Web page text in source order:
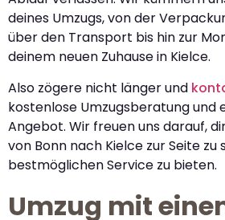
deines Umzugs, von der
über den Transport bis hin zur
deinem neuen Zuhause in Kielce.
Also zögere nicht länger und
kostenlose Umzugsberatung und
Angebot. Wir freuen uns darauf,
von Bonn nach Kielce zur Seite zu
bestmöglichen Service zu bieten.
Umzug mit